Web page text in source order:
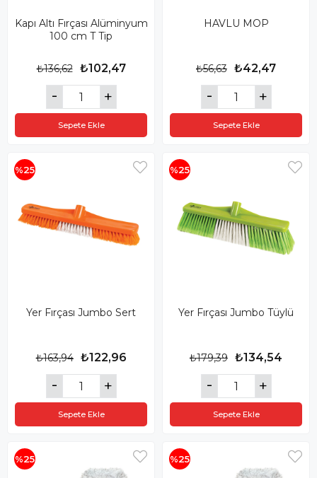
Kapı Altı Fırçası Alüminyum
100 cm T Tip
₺102,47
₺136,62
Sepete Ekle
HAVLU MOP
₺42,47
₺56,63
Sepete Ekle
Yer Fırçası Jumbo Sert
₺122,96
₺163,94
Sepete Ekle
%25
Yer Fırçası Jumbo Tüylü
₺134,54
₺179,39
Sepete Ekle
%25
%25 %25